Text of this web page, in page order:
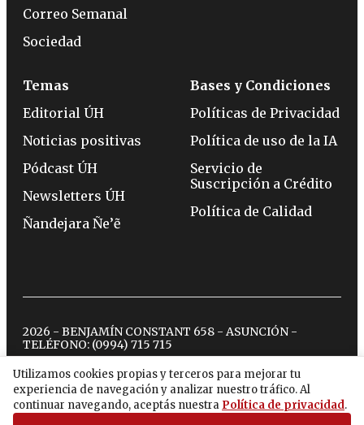
Utilizamos cookies propias y terceros para mejorar tu
experiencia de navegación y analizar nuestro tráfico. Al
continuar navegando, aceptás nuestra Política de privacidad.
Correo Semanal
Sociedad
Temas
Editorial ÚH
Noticias positivas
Pódcast ÚH
Newsletters ÚH
Ñandejara Ñe’ẽ
Bases y Condiciones
Políticas de Privacidad
Política de uso de la IA
Servicio de
Suscripción a Crédito
Política de Calidad
2026 - BENJAMÍN CONSTANT 658 - ASUNCIÓN -
TELÉFONO: (0994) 715 715
twitterinstagram
facebook
tiktokyoutubespotify